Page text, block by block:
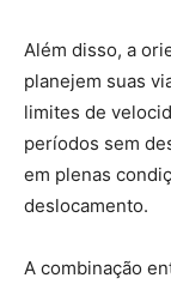
Além disso, a
planejem suas
limites de
períodos sem
em plenas
deslocamento.
A combinação